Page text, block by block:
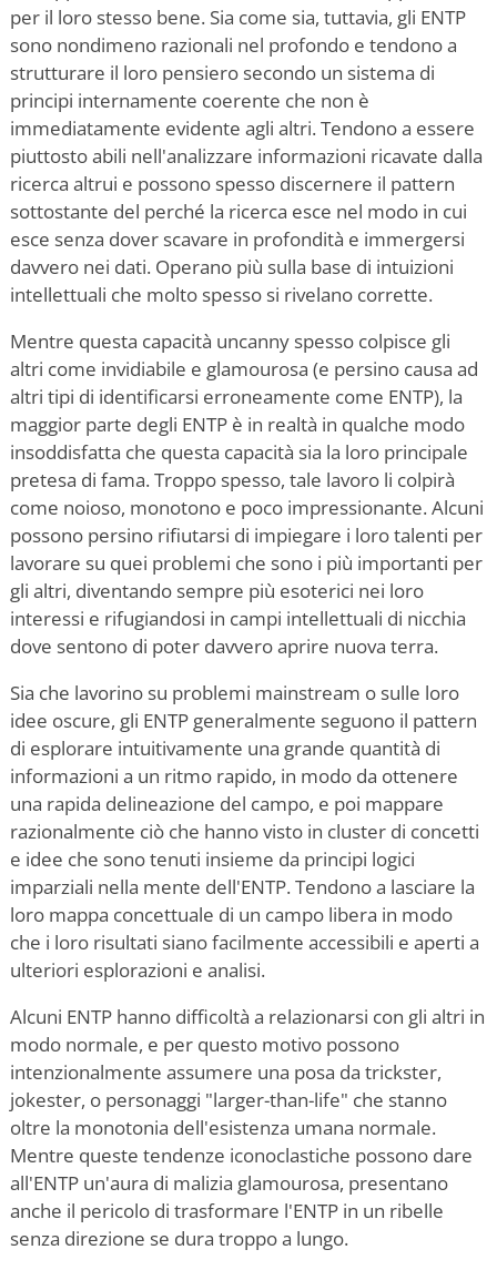
per il loro stesso bene. Sia come sia, tuttavia, gli ENTP
sono nondimeno razionali nel profondo e tendono a
strutturare il loro pensiero secondo un sistema di
principi internamente coerente che non è
immediatamente evidente agli altri. Tendono a essere
piuttosto abili nell'analizzare informazioni ricavate dalla
ricerca altrui e possono spesso discernere il pattern
sottostante del perché la ricerca esce nel modo in cui
esce senza dover scavare in profondità e immergersi
davvero nei dati. Operano più sulla base di intuizioni
intellettuali che molto spesso si rivelano corrette.
Mentre questa capacità uncanny spesso colpisce gli
altri come invidiabile e glamourosa (e persino causa ad
altri tipi di identificarsi erroneamente come ENTP), la
maggior parte degli ENTP è in realtà in qualche modo
insoddisfatta che questa capacità sia la loro principale
pretesa di fama. Troppo spesso, tale lavoro li colpirà
come noioso, monotono e poco impressionante. Alcuni
possono persino rifiutarsi di impiegare i loro talenti per
lavorare su quei problemi che sono i più importanti per
gli altri, diventando sempre più esoterici nei loro
interessi e rifugiandosi in campi intellettuali di nicchia
dove sentono di poter davvero aprire nuova terra.
Sia che lavorino su problemi mainstream o sulle loro
idee oscure, gli ENTP generalmente seguono il pattern
di esplorare intuitivamente una grande quantità di
informazioni a un ritmo rapido, in modo da ottenere
una rapida delineazione del campo, e poi mappare
razionalmente ciò che hanno visto in cluster di concetti
e idee che sono tenuti insieme da principi logici
imparziali nella mente dell'ENTP. Tendono a lasciare la
loro mappa concettuale di un campo libera in modo
che i loro risultati siano facilmente accessibili e aperti a
ulteriori esplorazioni e analisi.
Alcuni ENTP hanno difficoltà a relazionarsi con gli altri in
modo normale, e per questo motivo possono
intenzionalmente assumere una posa da trickster,
jokester, o personaggi "larger-than-life" che stanno
oltre la monotonia dell'esistenza umana normale.
Mentre queste tendenze iconoclastiche possono dare
all'ENTP un'aura di malizia glamourosa, presentano
anche il pericolo di trasformare l'ENTP in un ribelle
senza direzione se dura troppo a lungo.